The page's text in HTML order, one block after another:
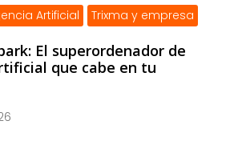
Artificial Trixma y empresa
El superordenador de
que cabe en tu